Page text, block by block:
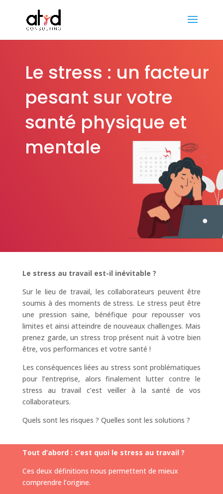
Le stress : un facteur
pesant sur votre
santé physique et
mentale
Le stress au travail est-il inévitable ?
Sur le lieu de travail, les collaborateurs peuvent être
soumis à des moments de stress. Le stress peut être
une pression saine, bénéfique pour repousser vos
limites et ainsi atteindre de nouveaux challenges. Mais
prenez garde, un stress trop présent nuit à votre bien
être, vos performances et votre santé !
Les conséquences liées au stress sont problématiques
pour l’entreprise, alors finalement lutter contre le
stress au travail c’est veiller à la santé de vos
collaborateurs.
Quels sont les risques ? Quelles sont les solutions ?
Tout d’abord : c’est quoi le stress au travail ?
Ces deux définitions nous permettent de mieux
comprendre l’origine.